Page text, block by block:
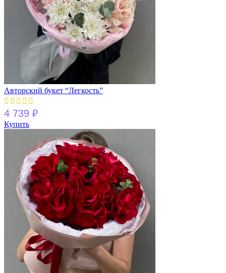
Авторский букет “Легкость”
4 739 ₽
Купить